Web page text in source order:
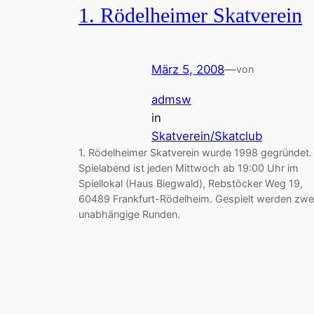
1. Rödelheimer Skatverein
März 5, 2008—von
admsw
in
Skatverein/Skatclub
1. Rödelheimer Skatverein wurde 1998 gegründet.
Spielabend ist jeden Mittwoch ab 19:00 Uhr im
Spiellokal (Haus Biegwald), Rebstöcker Weg 19,
60489 Frankfurt-Rödelheim. Gespielt werden
unabhängige Runden.